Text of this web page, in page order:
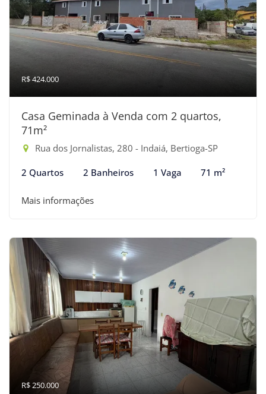
R$ 424.000
Casa Geminada à Venda com 2 quartos,
71m²
Rua dos Jornalistas, 280 - Indaiá, Bertioga-SP
2 Quartos 2 Banheiros 1 Vaga 71 m²
Mais informações
R$ 250.000